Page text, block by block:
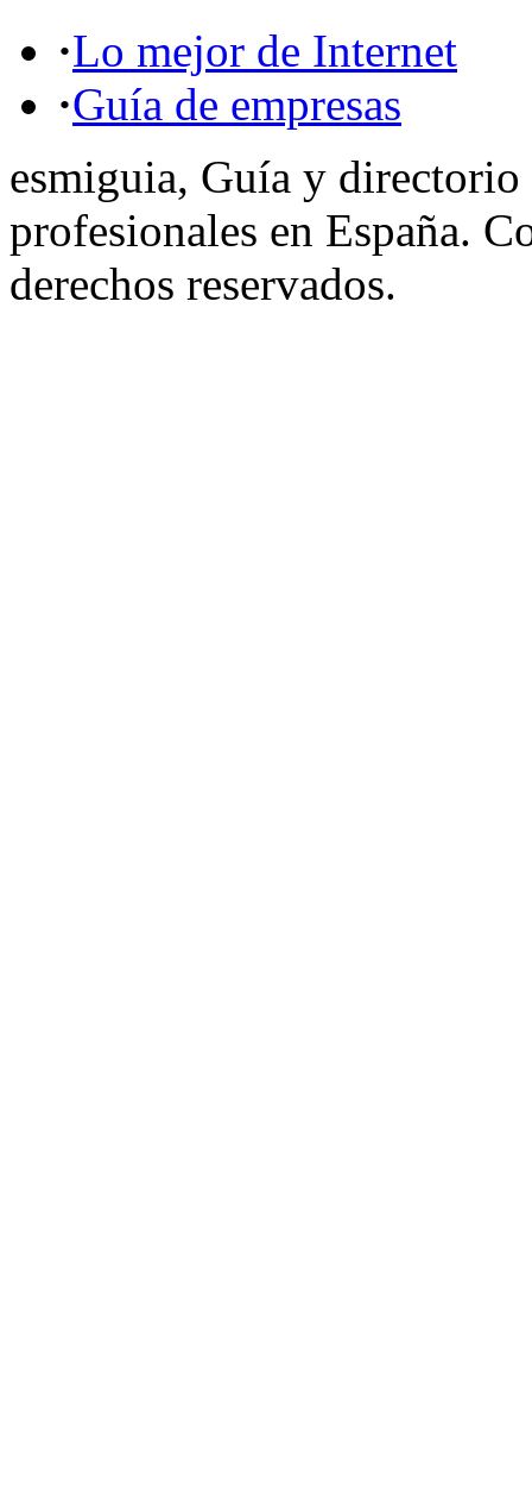
·Lo mejor de Internet
·Guía de empresas
esmiguia, Guía y directorio
profesionales en España.
derechos reservados.